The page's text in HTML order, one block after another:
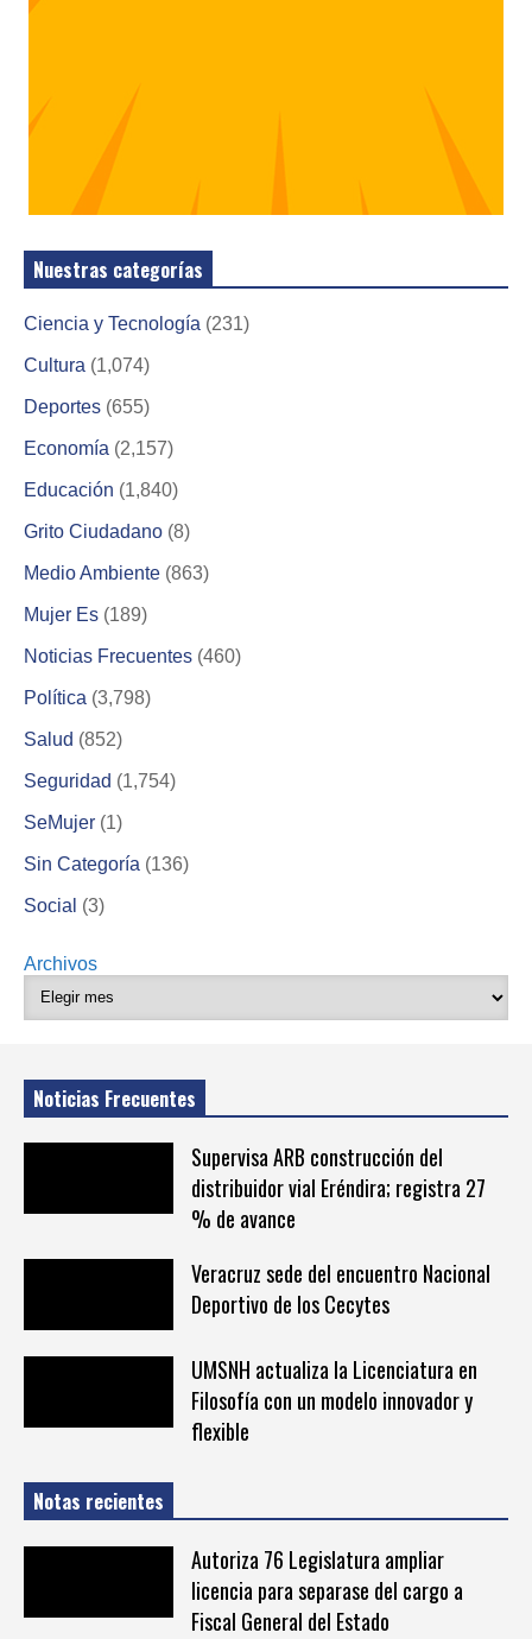
Nuestras categorías
Ciencia y Tecnología (231)
Cultura (1,074)
Deportes (655)
Economía (2,157)
Educación (1,840)
Grito Ciudadano (8)
Medio Ambiente (863)
Mujer Es (189)
Noticias Frecuentes (460)
Política (3,798)
Salud (852)
Seguridad (1,754)
SeMujer (1)
Sin Categoría (136)
Social (3)
Archivos
Noticias Frecuentes
Supervisa ARB construcción del
distribuidor vial Eréndira; registra 27
% de avance
Veracruz sede del encuentro Nacional
Deportivo de los Cecytes
UMSNH actualiza la Licenciatura en
Filosofía con un modelo innovador y
flexible
Notas recientes
Autoriza 76 Legislatura ampliar
licencia para separase del cargo a
Fiscal General del Estado